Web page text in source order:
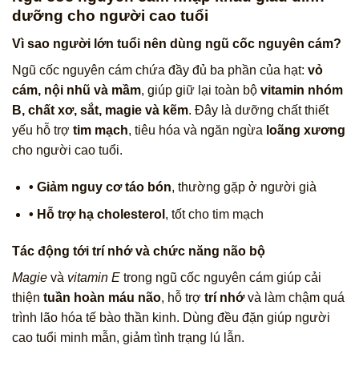
dưỡng cho người cao tuổi
Vì sao người lớn tuổi nên dùng ngũ cốc nguyên cám?
Ngũ cốc nguyên cám chứa đầy đủ ba phần của hạt: vỏ
cám, nội nhũ và mầm, giúp giữ lại toàn bộ vitamin nhóm
B, chất xơ, sắt, magie và kẽm. Đây là dưỡng chất thiết
yếu hỗ trợ tim mạch, tiêu hóa và ngăn ngừa loãng xương
cho người cao tuổi.
• Giảm nguy cơ táo bón, thường gặp ở người già
• Hỗ trợ hạ cholesterol , tốt cho tim mạch
Tác động tới trí nhớ và chức năng não bộ
Magie và vitamin E trong ngũ cốc nguyên cám giúp cải
thiện tuần hoàn máu não, hỗ trợ trí nhớvà làm chậm quá
trình lão hóa tế bào thần kinh. Dùng đều đặn giúp người
cao tuổi minh mẫn, giảm tình trạng lú lẫn.